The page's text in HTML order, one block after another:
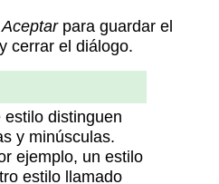
Aceptarpara guardar el
cerrar el diálogo.
distinguen
y minúsculas.
ejemplo, un estilo
estilo llamado